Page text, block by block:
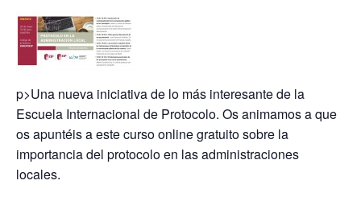
p>Una nueva iniciativa de lo más interesante de la
Escuela Internacional de Protocolo. Os animamos a que
os apuntéis a este curso online gratuito sobre la
importancia del protocolo en las administraciones
locales.